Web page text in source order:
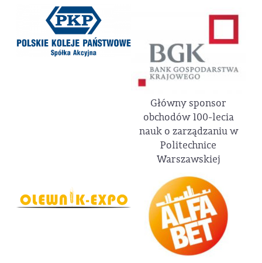
Główny sponsor
obchodów 100-lecia
nauk o zarządzaniu w
Politechnice
Warszawskiej